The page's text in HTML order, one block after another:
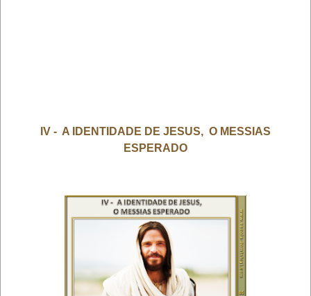
IV - A IDENTIDADE DE JESUS, O MESSIAS
ESPERADO